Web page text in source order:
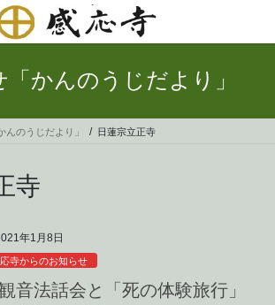
「かんのうじだより」
んのうじだより」 日蓮宗立正寺
寺
年1月8日
寺からのお知らせ
音法話会と「死の体験旅行」